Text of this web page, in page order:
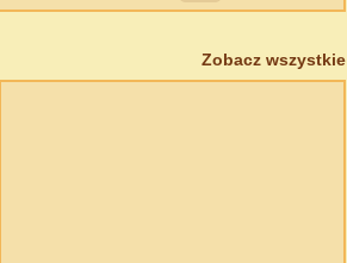
Zobacz wszystkie